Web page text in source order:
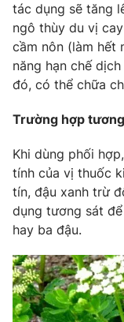
tác dụng sẽ tăng
ngô thùy du vị
cầm nôn (làm hết
năng hạn chế
đó, có thể chữa
Trường hợp
Khi dùng phối
tính của vị thuốc
tín, đậu xanh trừ
dụng tương sát
hay ba đậu.